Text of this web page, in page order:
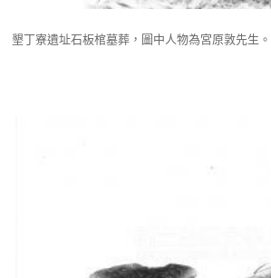
墾丁寮遺址石板棺墓葬，圖中人物為宮原敦先生